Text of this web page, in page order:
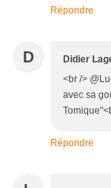
Répondre
D Didier
<br />
avec sa
Répondre